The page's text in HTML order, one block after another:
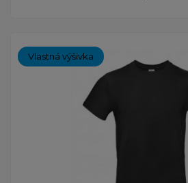
Vlastná výšivka